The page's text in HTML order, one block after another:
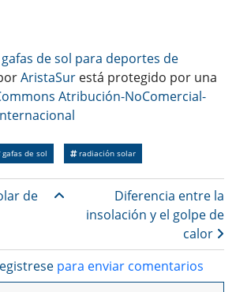
de sol para deportes de
AristaSur está protegido por una
Atribución-NoComercial-
gafas de sol radiación solar
de
de
Diferencia entre la
insolación y el golpe de
calor
para enviar comentarios